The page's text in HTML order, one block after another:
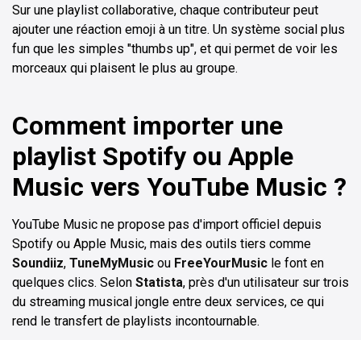
Sur une playlist collaborative, chaque contributeur peut
ajouter une réaction emoji à un titre. Un système social plus
fun que les simples "thumbs up", et qui permet de voir les
morceaux qui plaisent le plus au groupe.
Comment importer une
playlist Spotify ou Apple
Music vers YouTube Music ?
YouTube Music ne propose pas d'import officiel depuis
Spotify ou Apple Music, mais des outils tiers comme
Soundiiz, TuneMyMusic ou FreeYourMusic le font en
quelques clics. Selon Statista, près d'un utilisateur sur trois
du streaming musical jongle entre deux services, ce qui
rend le transfert de playlists incontournable.